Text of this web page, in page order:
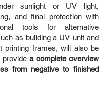
sunlight or UV light,
and final protection with
tools for alternative
as building a UV unit and
printing frames, will also be
provide a complete overview
from negative to finished